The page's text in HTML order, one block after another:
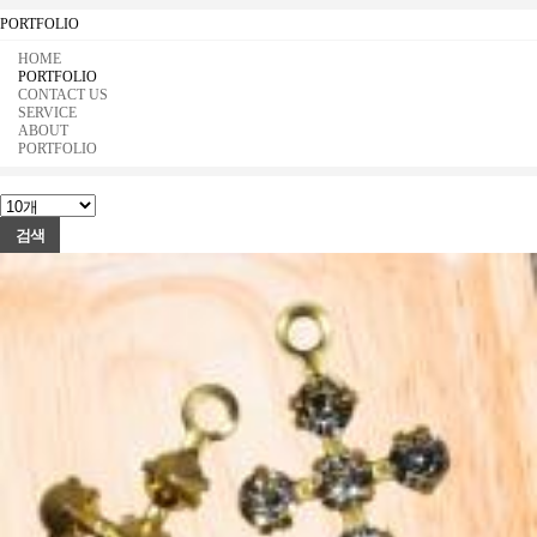
PORTFOLIO
HOME
PORTFOLIO
CONTACT US
SERVICE
ABOUT
PORTFOLIO